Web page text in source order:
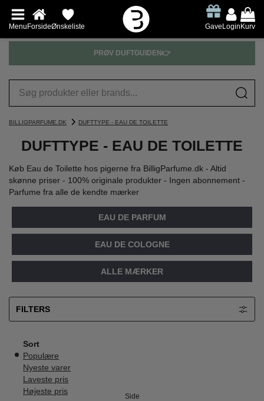
MenuForsideØnskeliste GaveLoginKurv
PRØV DUFTGUIDEN👉
BILLIGPARFUME.DK DUFTTYPE - EAU DE TOILETTE
DUFTTYPE - EAU DE TOILETTE
Køb Eau de Toilette hos pigerne fra BilligParfume.dk - Altid
skønne priser - 100% originale produkter - Ingen abonnement -
Parfume fra alle de kendte mærker
EAU DE PARFUM
EAU DE COLOGNE
ALLE MÆRKER
FILTERS
Sort
Populære
Nyeste varer
Laveste pris
Højeste pris
Side